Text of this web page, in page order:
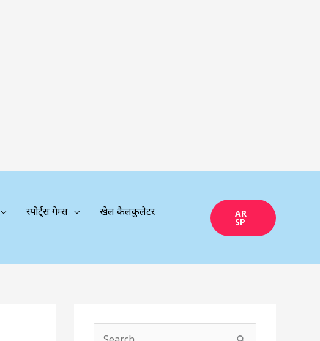
स्पोर्ट्स गेम्स
खेल कैलकुलेटर
AR
SP